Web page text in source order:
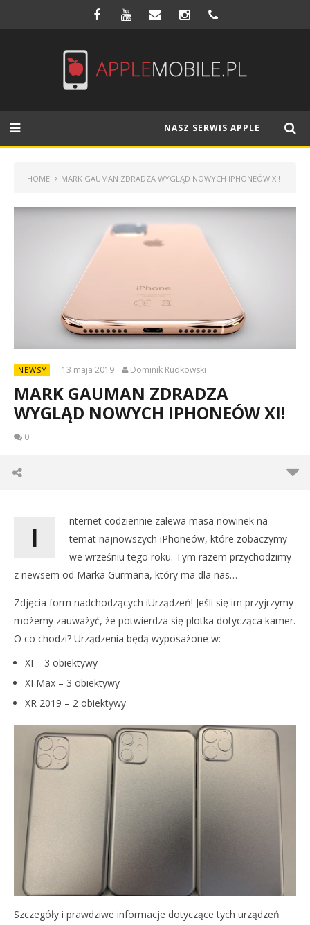
NASZ SERWIS APPLE
HOME MARK GAUMAN ZDRADZA WYGLĄD NOWYCH IPHONEÓW XI!
NEWSY 13 maja 2019 Dominik Rudkowski
MARK GAUMAN ZDRADZA
WYGLĄD NOWYCH IPHONEÓW XI!
0
NOW VIEWING
MARK GAUMAN ZDRADZA WYGLĄD NOWYCH
IPHONEÓW XI!
13
maja
2019
Dominik
I
nternet codziennie zalewa masa nowinek na
temat najnowszych iPhoneów, które zobaczymy
we wrześniu tego roku. Tym razem przychodzimy
z newsem od Marka Gurmana, który ma dla nas…
Zdjęcia form nadchodzących iUrządzeń! Jeśli się im przyjrzymy
możemy zauważyć, że potwierdza się plotka dotycząca kamer.
O co chodzi? Urządzenia będą wyposażone w:
XI – 3 obiektywy
XI Max – 3 obiektywy
XR 2019 – 2 obiektywy
Szczegóły i prawdziwe informacje dotyczące tych urządzeń